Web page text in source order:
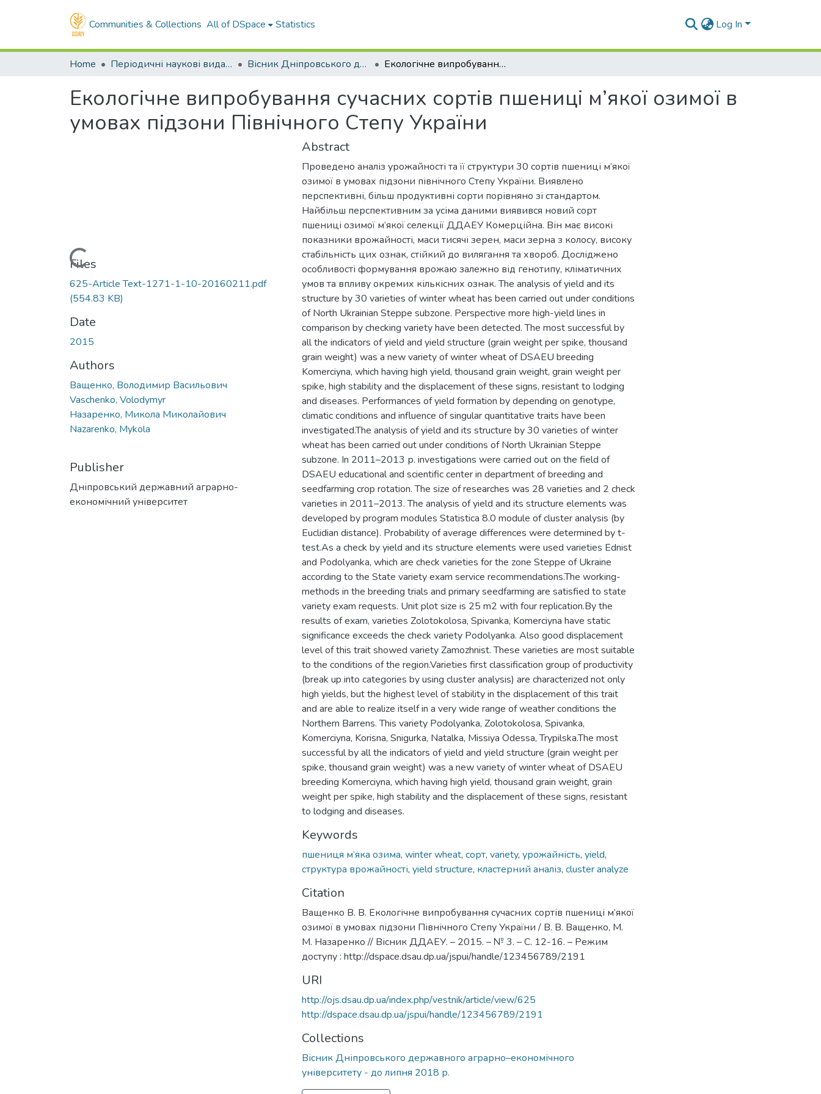
Communities & Collections All of DSpace Statistics Log In
Home Періодичні наукові видання ДДАЕУ Вісник Дніпровського державного аграрно–економічного університету - до липня 2018 р. Екологічне випробування сучасних сортів пшениці м’якої озимої в умовах підзони Північного Степу України
Екологічне випробування сучасних сортів пшениці м’якої озимої в
умовах підзони Північного Степу України
Loading...
Files
625-Article Text-1271-1-10-20160211.pdf
(554.83 KB)
Date
2015
Authors
Ващенко, Володимир Васильович
Vaschenko, Volodymyr
Назаренко, Микола Миколайович
Nazarenko, Mykola
Publisher
Дніпровський державний аграрно-
економічний університет
Abstract
Проведено аналіз урожайності та її структури 30 сортів пшениці м’якої
озимої в умовах підзони північного Степу України. Виявлено
перспективні, більш продуктивні сорти порівняно зі стандартом.
Найбільш перспективним за усіма даними виявився новий сорт
пшениці озимої м’якої селекції ДДАEУ Комерційна. Він має високі
показники врожайності, маси тисячі зерен, маси зерна з колосу, високу
стабільність цих ознак, стійкий до вилягання та хвороб. Досліджено
особливості формування врожаю залежно від генотипу, кліматичних
умов та впливу окремих кількісних ознак. The analysis of yield and its
structure by 30 varieties of winter wheat has been carried out under conditions
of North Ukrainian Steppe subzone. Perspective more high-yield lines in
comparison by checking variety have been detected. The most successful by
all the indicators of yield and yield structure (grain weight per spike, thousand
grain weight) was a new variety of winter wheat of DSAEU breeding
Komerciyna, which having high yield, thousand grain weight, grain weight per
spike, high stability and the displacement of these signs, resistant to lodging
and diseases. Performances of yield formation by depending on genotype,
climatic conditions and influence of singular quantitative traits have been
investigated.The analysis of yield and its structure by 30 varieties of winter
wheat has been carried out under conditions of North Ukrainian Steppe
subzone. In 2011–2013 р. investigations were carried out on the field of
DSAEU educational and scientific center in department of breeding and
seedfarming crop rotation. The size of researches was 28 varieties and 2 check
varieties in 2011–2013. The analysis of yield and its structure elements was
developed by program modules Statisticа 8.0 module of cluster analysis (by
Euclidian distance). Probability of average differences were determined by t-
test.As a check by yield and its structure elements were used varieties Ednist
and Podolyanka, which are check varieties for the zone Steppe of Ukraine
according to the State variety exam service recommendations.The working-
methods in the breeding trials and primary seedfarming are satisfied to state
variety exam requests. Unit plot size is 25 m2 with four replication.Вy the
results of exam, varieties Zolotokolosa, Spivanka, Komerciyna have static
significance exceeds the check variety Podolyanka. Also good displacement
level of this trait showed variety Zamozhnist. These varieties are most suitable
to the conditions of the region.Varieties first classification group of productivity
(break up into categories by using cluster analysis) are characterized not only
high yields, but the highest level of stability in the displacement of this trait
and are able to realize itself in a very wide range of weather conditions the
Northern Barrens. This variety Podolyanka, Zolotokolosa, Spivanka,
Komerciyna, Korisna, Snigurka, Natalka, Missiya Odessa, Trypilska.The most
successful by all the indicators of yield and yield structure (grain weight per
spike, thousand grain weight) was a new variety of winter wheat of DSAEU
breeding Komerciyna, which having high yield, thousand grain weight, grain
weight per spike, high stability and the displacement of these signs, resistant
to lodging and diseases.
Keywords
пшениця м’яка озима, winter wheat, сорт, variety, урожайність, yield,
структура врожайності, yield structure, кластерний аналіз, cluster analyze
Citation
Ващенко В. В. Екологічне випробування сучасних сортів пшениці м’якої
озимої в умовах підзони Північного Степу України / В. В. Ващенко, М.
М. Назаренко // Вісник ДДАЕУ. – 2015. – № 3. – С. 12-16. – Режим
доступу : http://dspace.dsau.dp.ua/jspui/handle/123456789/2191
URI
http://ojs.dsau.dp.ua/index.php/vestnik/article/view/625
http://dspace.dsau.dp.ua/jspui/handle/123456789/2191
Collections
Вісник Дніпровського державного аграрно–економічного
університету - до липня 2018 р.